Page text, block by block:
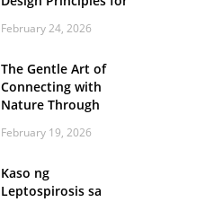
February 24, 2026
The Gentle Art of
Connecting with
Nature Through
Walks
February 19, 2026
Kaso ng
Leptospirosis sa